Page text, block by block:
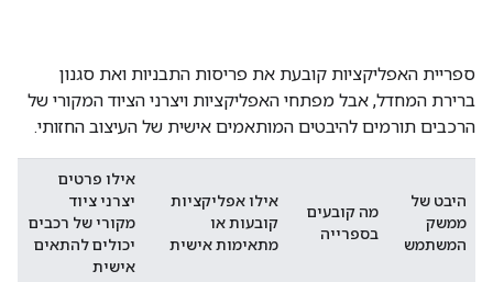
ספריית האפליקציות קובעת את פריסות התבניות ואת סגנון
ברירת המחדל, אבל מפתחי האפליקציות ויצרני הציוד המקורי של
הרכבים תורמים להיבטים המותאמים אישית של העיצוב החזותי.
היבט של
ממשק
המשתמש
מה קובעים
בספרייה
אילו אפליקציות
קובעות או
מתאימות אישית
אילו פרטים
יצרני ציוד
מקורי של רכבים
יכולים להתאים
אישית